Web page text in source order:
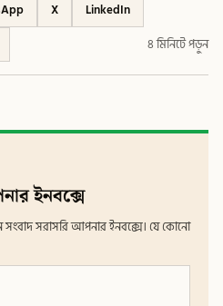
X
LinkedIn
৪ মিনিটে পড়ুন
ইনবক্সে
সংবাদ সরাসরি আপনার ইনবক্সে। যে কোনো